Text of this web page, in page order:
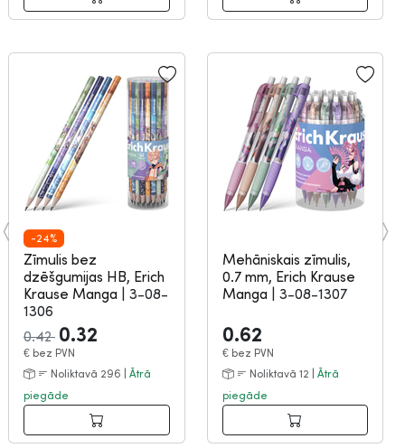
-24%
Zīmulis bez
dzēšgumijas HB, Erich
Krause Manga
3-08-
1306
0.42 0.32
€ bez PVN
Noliktavā 296 | Ātrā
piegāde
Mehāniskais zīmulis,
0.7 mm, Erich Krause
Manga
3-08-1307
0.62
€ bez PVN
Noliktavā 12 | Ātrā
piegāde